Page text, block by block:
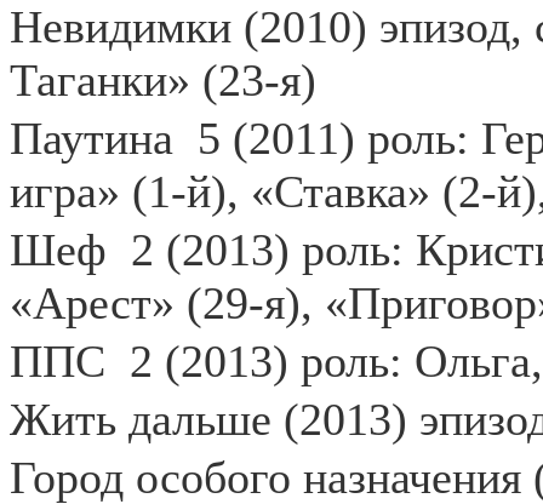
Невидимки (2010)
Таганки» (23-я)
Паутина 5 (2011) роль:
игра» (1-й), «Ставка» (2-
Шеф 2 (2013) роль:
«Арест» (29-я),
ППС 2 (2013) роль:
Жить дальше (2013)
Город особого